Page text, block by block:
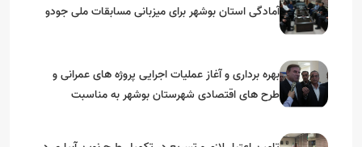
آمادگی استان بوشهر برای میزبانی مسابقات ملی جودو
بهره برداری و آغاز عملیات اجرایی پروژه های عمرانی و
طرح های اقتصادی شهرستان بوشهر به مناسبت